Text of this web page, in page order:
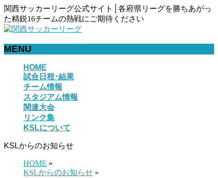
関西サッカーリーグ公式サイト│各府県リーグを勝ちあがっ
た精鋭16チームの熱戦にご期待ください
MENU
HOME
試合日程･結果
チーム情報
スタジアム情報
関連大会
リンク集
KSLについて
KSLからのお知らせ
HOME »
KSLからのお知らせ »